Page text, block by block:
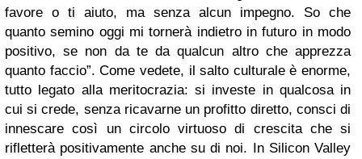
favore o ti aiuto, ma senza alcun impegno. So che
quanto semino oggi mi tornerà indietro in futuro in modo
positivo, se non da te da qualcun altro che apprezza
quanto faccio”. Come vedete, il salto culturale è enorme,
tutto legato alla meritocrazia: si investe in qualcosa in
cui si crede, senza ricavarne un profitto diretto, consci di
innescare così un circolo virtuoso di crescita che si
rifletterà positivamente anche su di noi. In Silicon Valley